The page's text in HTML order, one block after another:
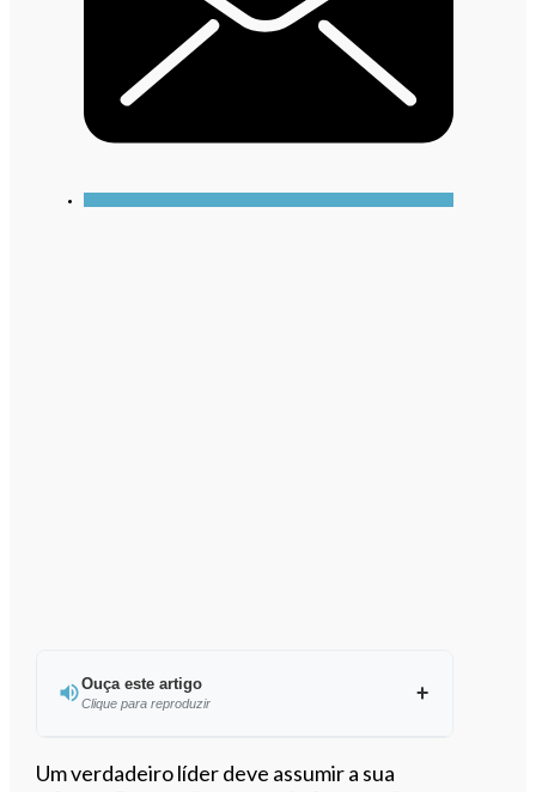
Ouça este artigo
Clique para reproduzir
Ouvir este artigo
Um verdadeiro líder deve assumir a sua